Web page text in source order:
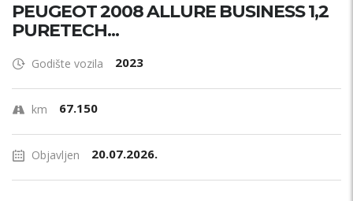
PEUGEOT 2008 ALLURE BUSINESS 1,2
PURETECH...
Godište vozila 2023
km 67.150
Objavljen 20.07.2026.